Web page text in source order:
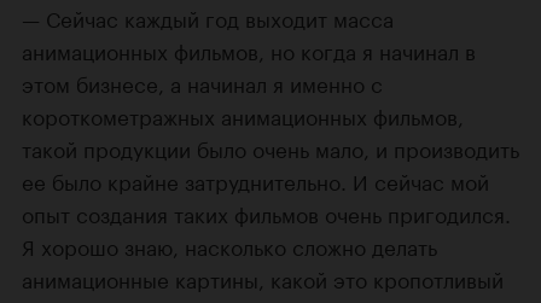
Сейчас каждый год выходит масса
анимационных фильмов, но когда я начинал в
этом бизнесе, а начинал я именно с
короткометражных анимационных фильмов,
такой продукции было очень мало, и производить
ее было крайне затруднительно. И сейчас мой
опыт создания таких фильмов очень пригодился.
Я хорошо знаю, насколько сложно делать
анимационные картины, какой это кропотливый